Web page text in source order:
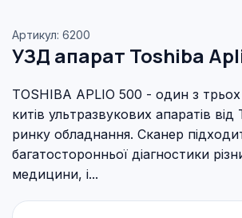
Артикул: 6200
УЗД апарат Toshiba
TOSHIBA APLIO 500 - один з
китів ультразвукових апаратів
ринку обладнання. Сканер
багатосторонньої діагностики
медицини, і...